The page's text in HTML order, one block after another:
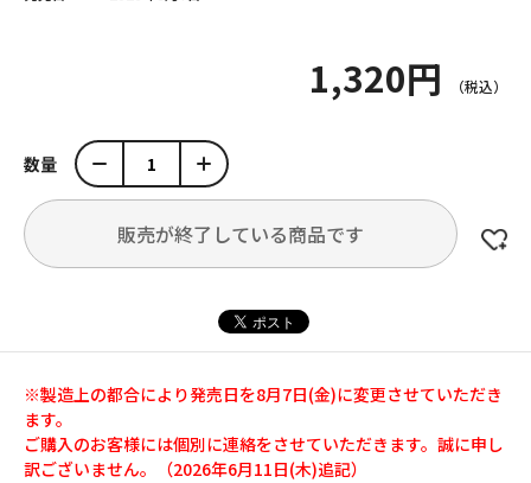
1,320円
数量
販売が終了している商品です
※製造上の都合により発売日を8月7日(金)に変更させていただき
ます。
ご購入のお客様には個別に連絡をさせていただきます。誠に申し
訳ございません。（2026年6月11日(木)追記）